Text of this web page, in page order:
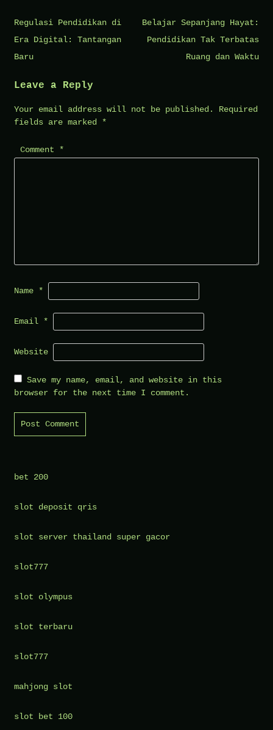
Post
navigation
Regulasi Pendidikan di
Era Digital: Tantangan
Baru
Belajar Sepanjang Hayat:
Pendidikan Tak Terbatas
Ruang dan Waktu
Leave a Reply
Your email address will not be published.
Required
fields are marked *
Comment *
Name *
Email *
Website
Save my name, email, and website in this
browser for the next time I comment.
bet 200
slot deposit qris
slot server thailand super gacor
slot777
slot olympus
slot terbaru
slot777
mahjong slot
slot bet 100